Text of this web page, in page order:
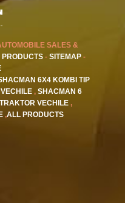
SALES &
PRODUCTS -SITEMAP -
6X4 KOMBI TIP
,SHACMAN 6
VECHILE ,
,ALL PRODUCTS